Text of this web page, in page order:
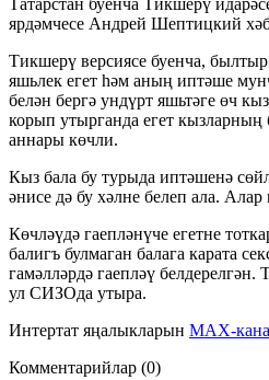
ярдәмчесе Андрей Шептицкий
Тикшерү версиясе буенча,
яшьлек егет һәм аның иптәше
белән бергә ундүрт яшьтәге өч
корып утырганда егет кызларның
аннары көчли.
Кыз бала бу турыда иптәшенә
әнисе дә бу хәлне белеп ала.
Көчләүдә гаепләнүче егетне
балигъ булмаган балага карата
гамәлләрдә гаепләү
ул СИЗОда утыра.
Интертат яңалыкларын MAX-
Комментарийлар (0)